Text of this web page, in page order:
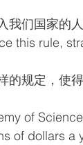
们国家的
this rule,
的规定，使
of
of dollars a